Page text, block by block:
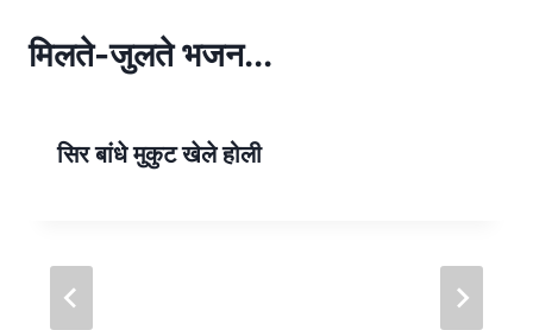
p
मिलते-जुलते भजन...
सिर बांधे मुकुट खेले होली